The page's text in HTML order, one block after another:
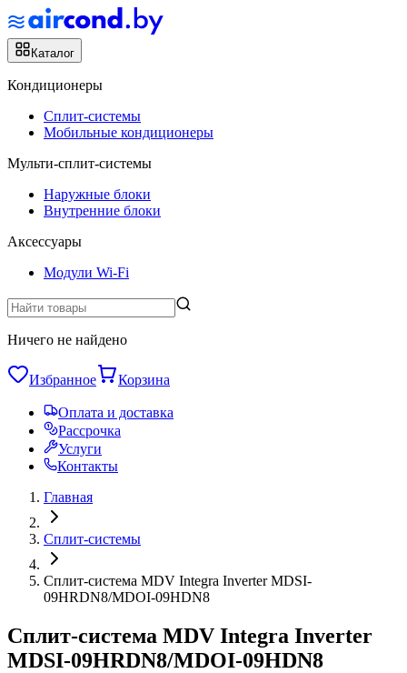
Каталог
Кондиционеры
Сплит-системы
Мобильные кондиционеры
Мульти-сплит-системы
Наружные блоки
Внутренние блоки
Аксессуары
Модули Wi-Fi
Ничего не найдено
Избранное Корзина
Оплата и доставка
Рассрочка
Услуги
Контакты
Главная
Сплит-системы
Сплит-система MDV Integra Inverter MDSI-
09HRDN8/MDOI-09HDN8
Сплит-система MDV Integra Inverter
MDSI-09HRDN8/MDOI-09HDN8